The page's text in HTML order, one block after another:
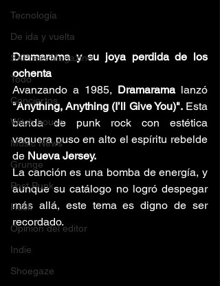
Tecnología
De ida y vuelta
SXPress Magazine
Todo
Conciertos
Witch house
Music News
Grunge
Post Punk
Rock
Opinión del editor
Indie
Shoegaze
Dramarama y su joya perdida de los
ochenta
Avanzando a 1985, Dramarama
"Anything, Anything (I’ll Give You)". Esta
banda de punk rock con estética
vaquera puso en alto el espíritu rebelde
de Nueva Jersey.
La canción es una bomba de energía, y
aunque su catálogo no logró despegar
más allá, este tema es digno de ser
recordado.